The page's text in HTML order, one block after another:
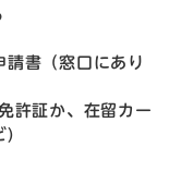
請書（窓口にあり
許証か、在留カー
)